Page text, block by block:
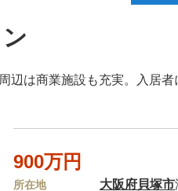
は商業施設も充実。入居者
900万円
所在地 大阪府貝塚市